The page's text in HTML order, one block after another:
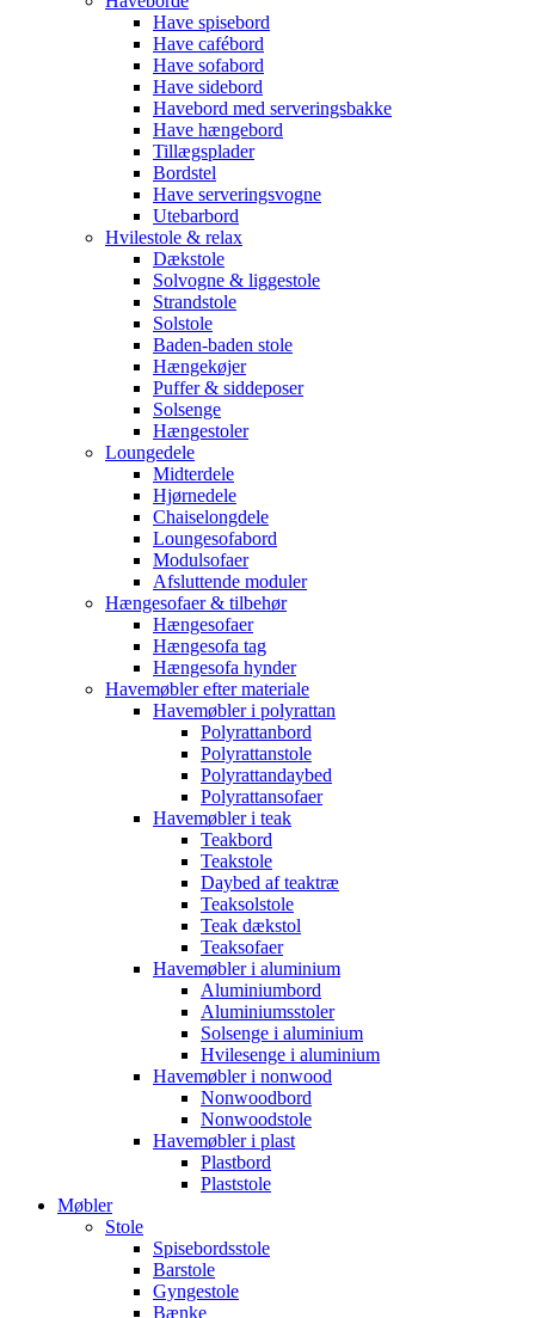
Have spisebord
Have cafébord
Have sofabord
Have sidebord
Havebord med serveringsbakke
Have hængebord
Tillægsplader
Bordstel
Have serveringsvogne
Utebarbord
Hvilestole & relax
Dækstole
Solvogne & liggestole
Strandstole
Solstole
Baden-baden stole
Hængekøjer
Puffer & siddeposer
Solsenge
Hængestoler
Loungedele
Midterdele
Hjørnedele
Chaiselongdele
Loungesofabord
Modulsofaer
Afsluttende moduler
Hængesofaer & tilbehør
Hængesofaer
Hængesofa tag
Hængesofa hynder
Havemøbler efter materiale
Havemøbler i polyrattan
Polyrattanbord
Polyrattanstole
Polyrattandaybed
Polyrattansofaer
Havemøbler i teak
Teakbord
Teakstole
Daybed af teaktræ
Teaksolstole
Teak dækstol
Teaksofaer
Havemøbler i aluminium
Aluminiumbord
Aluminiumsstoler
Solsenge i aluminium
Hvilesenge i aluminium
Havemøbler i nonwood
Nonwoodbord
Nonwoodstole
Havemøbler i plast
Plastbord
Plaststole
Møbler
Stole
Spisebordsstole
Barstole
Gyngestole
Bænke